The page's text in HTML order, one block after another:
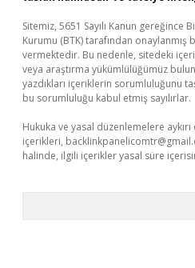
Sitemiz, 5651 Sayılı Kanun gereğince
Kurumu (BTK) tarafından onaylanmış
vermektedir. Bu nedenle, sitedeki
veya araştırma yükümlülüğümüz
yazdıkları içeriklerin sorumluluğunu
bu sorumluluğu kabul etmiş sayılırlar.
Hukuka ve yasal düzenlemelere
içerikleri,
halinde, ilgili içerikler yasal süre